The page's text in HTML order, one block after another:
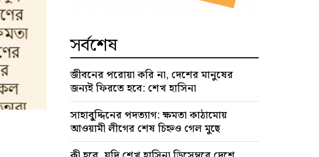
সর্বশেষ
জীবনের পরোয়া করি না, দেশের মানুষের
জন্যই ফিরতে হবে: শেখ হাসিনা
সাহাবু্দ্দিনের পদত্যাগ: ক্ষমতা কাঠামোয়
আওয়ামী লীগের শেষ চিহ্নও গেল মুছে